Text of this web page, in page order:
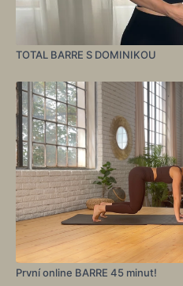
TOTAL BARRE S DOMINIKOU
První online BARRE 45 minut!